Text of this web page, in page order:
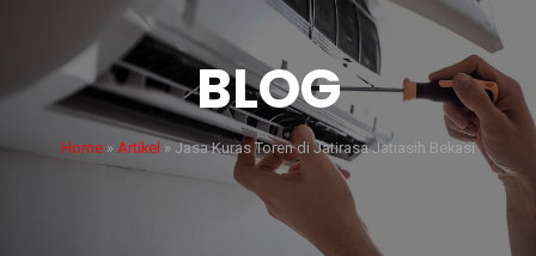
BLOG
Home » Artikel »Jasa Kuras Toren di Jatirasa Jatiasih Bekasi